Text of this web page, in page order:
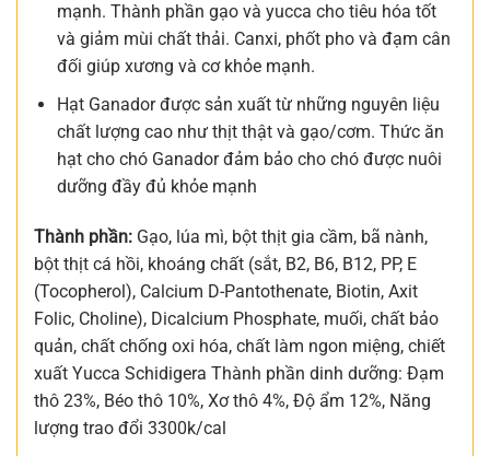
mạnh. Thành phần gạo và yucca cho tiêu hóa tốt
và giảm mùi chất thải. Canxi, phốt pho và đạm cân
đối giúp xương và cơ khỏe mạnh.
Hạt Ganador được sản xuất từ những nguyên liệu
chất lượng cao như thịt thật và gạo/cơm. Thức ăn
hạt cho chó Ganador đảm bảo cho chó được nuôi
dưỡng đầy đủ khỏe mạnh
Thành phần: Gạo, lúa mì, bột thịt gia cầm, bã nành,
bột thịt cá hồi, khoáng chất (sắt, B2, B6, B12, PP, E
(Tocopherol), Calcium D-Pantothenate, Biotin, Axit
Folic, Choline), Dicalcium Phosphate, muối, chất bảo
quản, chất chống oxi hóa, chất làm ngon miệng, chiết
xuất Yucca Schidigera Thành phần dinh dưỡng: Đạm
thô 23%, Béo thô 10%, Xơ thô 4%, Độ ẩm 12%, Năng
lượng trao đổi 3300k/cal